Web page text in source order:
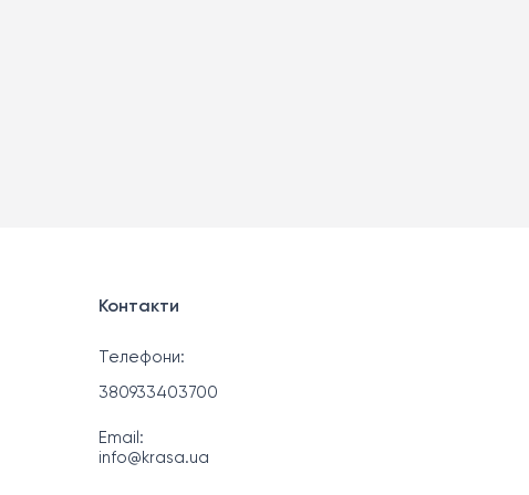
Контакти
Телефони:
380933403700
Email:
info@krasa.ua